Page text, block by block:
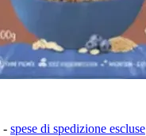
- spese di spedizione escluse